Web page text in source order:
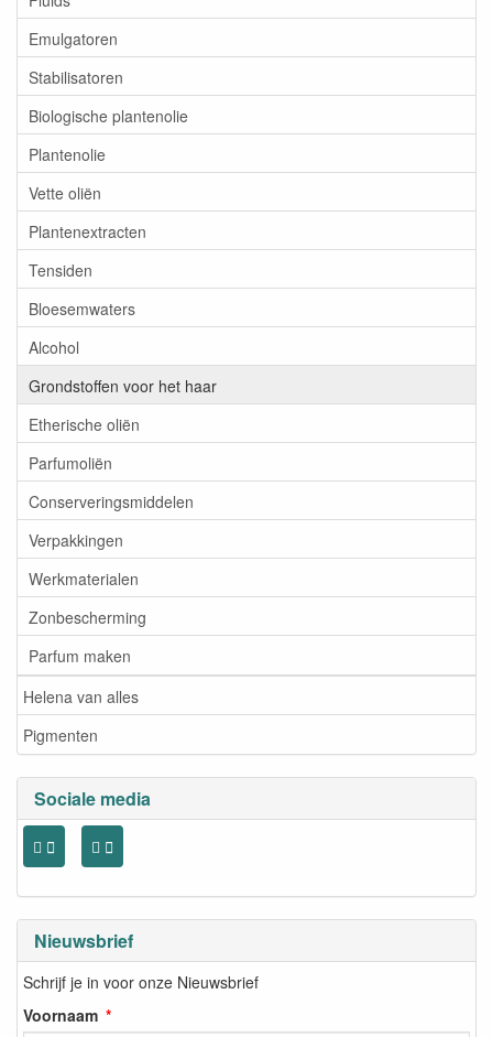
Emulgatoren
Stabilisatoren
Biologische plantenolie
Plantenolie
Vette oliën
Plantenextracten
Tensiden
Bloesemwaters
Alcohol
Grondstoffen voor het haar
Etherische oliën
Parfumoliën
Conserveringsmiddelen
Verpakkingen
Werkmaterialen
Zonbescherming
Parfum maken
Helena van alles
Pigmenten
Sociale media
Nieuwsbrief
Schrijf je in voor onze Nieuwsbrief
Voornaam